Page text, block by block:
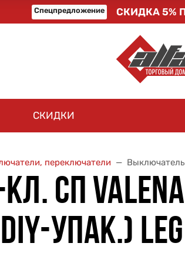
Спецпредложение СКИДКА 5%
СКИДКИ
переключатели
СП
УПАК.)